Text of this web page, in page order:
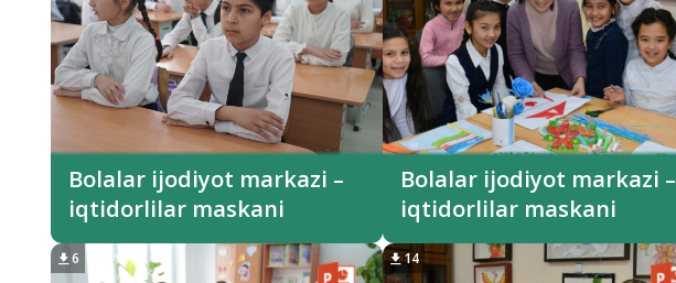
Bolalar ijodiyot markazi –
iqtidorlilar maskani
Bolalar ijodiyot markazi –
iqtidorlilar maskani
6 14